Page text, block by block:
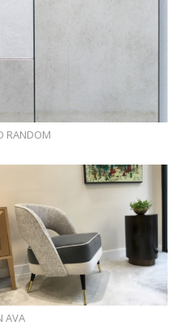
RANDOM
AVA